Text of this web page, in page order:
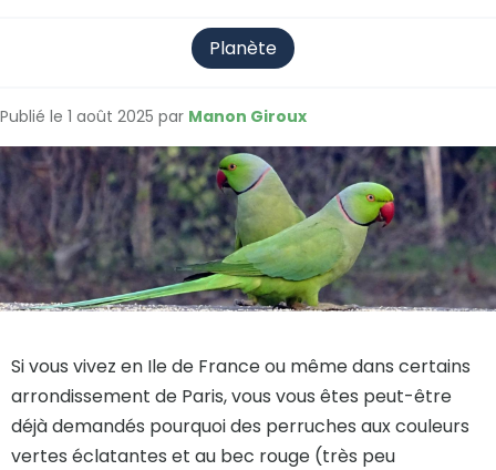
Planète
Publié le 1 août 2025 par Manon Giroux
Si vous vivez en Ile de France ou même dans certains
arrondissement de Paris, vous vous êtes peut-être
déjà demandés pourquoi des perruches aux couleurs
vertes éclatantes et au bec rouge (très peu